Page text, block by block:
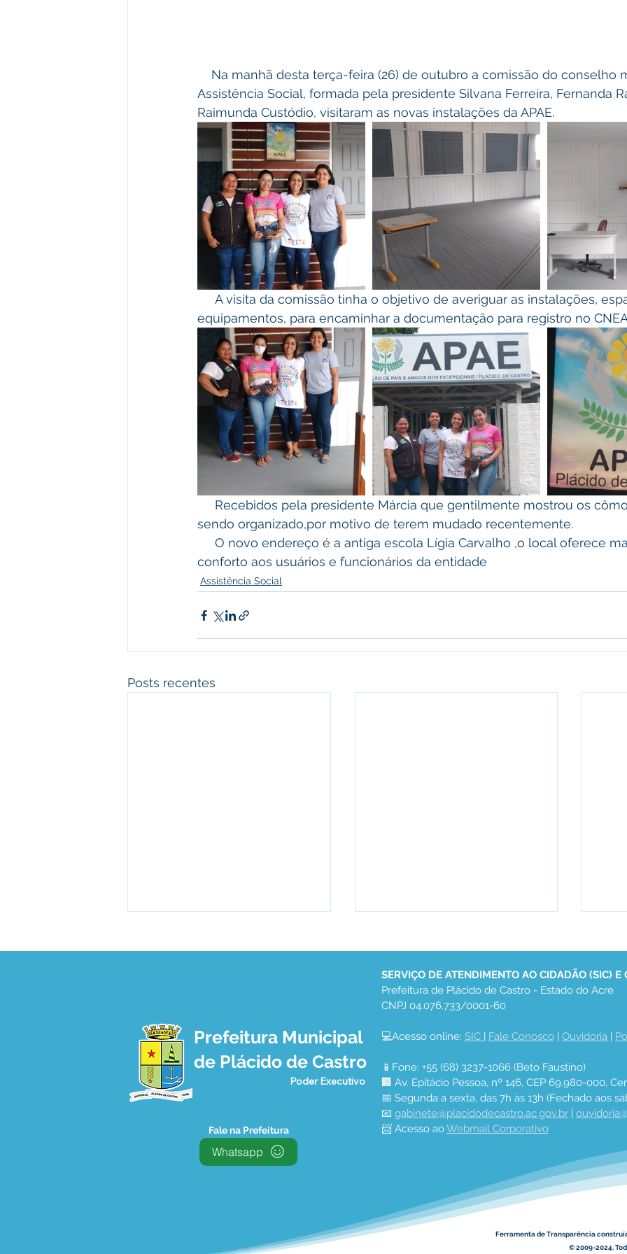
Assistência Social, formada pela presidente Silvana Ferreira, Fernanda
Raimunda Custódio, visitaram as novas instalações da APAE.
equipamentos, para encaminhar a documentação para registro no
sendo organizado,por motivo de terem mudado recentemente.
conforto aos usuários e funcionários da entidade
Assistência Social
Posts recentes
Corpo de Bombeiros realiza
oficina com a terceira idade
sobre ações em
emergências domésticas
entrega certificados a
dezenas de alunos
capacitados em cursos
profissionalizantes e
reforça compromisso com
geração de renda,
Prefeitura Municipal
de Plácido de Castro
Poder Executivo
Fale na Prefeitura
Whatsapp
SERVIÇO DE ATENDIMENTO AO CIDADÃO (SIC) E
Prefeitura de Plácido de Castro - Estado do Acre
CNPJ 04.076.733/0001-60
💻Acesso online: SIC | Fale Conosco | Ouvidoria |
📱Fone: +55 (68) 3237-1066 (Beto Faustino)
🏢 Av. Epitácio Pessoa, nº 146, CEP 69.980-000,
📅 Segunda a sexta, das 7h às 13h (Fechado aos
📧 gabinete@placidodecastro.ac.gov.br |
📨 Acesso ao Webmail Corporativo
Ferramenta de Transparência
© 2009-2024.